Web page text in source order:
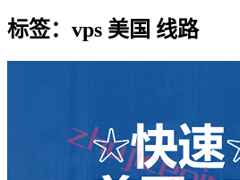
标签：vps 美国 线路